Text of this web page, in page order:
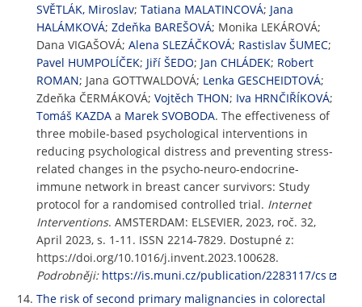
SVĚTLÁK, Miroslav; Tatiana MALATINCOVÁ; Jana
HALÁMKOVÁ; Zdeňka BAREŠOVÁ; Monika LEKÁROVÁ;
Dana VIGAŠOVÁ; Alena SLEZÁČKOVÁ; Rastislav ŠUMEC;
Pavel HUMPOLÍČEK; Jiří ŠEDO; Jan CHLÁDEK; Robert
ROMAN; Jana GOTTWALDOVÁ; Lenka GESCHEIDTOVÁ;
Zdeňka ČERMÁKOVÁ; Vojtěch THON; Iva HRNČIŘÍKOVÁ;
Tomáš KAZDA a Marek SVOBODA. The effectiveness of
three mobile-based psychological interventions in
reducing psychological distress and preventing stress-
related changes in the psycho-neuro-endocrine-
immune network in breast cancer survivors: Study
protocol for a randomised controlled trial. Internet
Interventions. AMSTERDAM: ELSEVIER, 2023, roč. 32,
April 2023, s. 1-11. ISSN 2214-7829. Dostupné z:
https://doi.org/10.1016/j.invent.2023.100628.
Podrobněji: https://is.muni.cz/publication/2283117/cs
The risk of second primary malignancies in colorectal